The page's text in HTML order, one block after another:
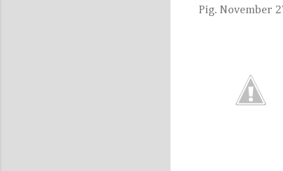
Pig. November